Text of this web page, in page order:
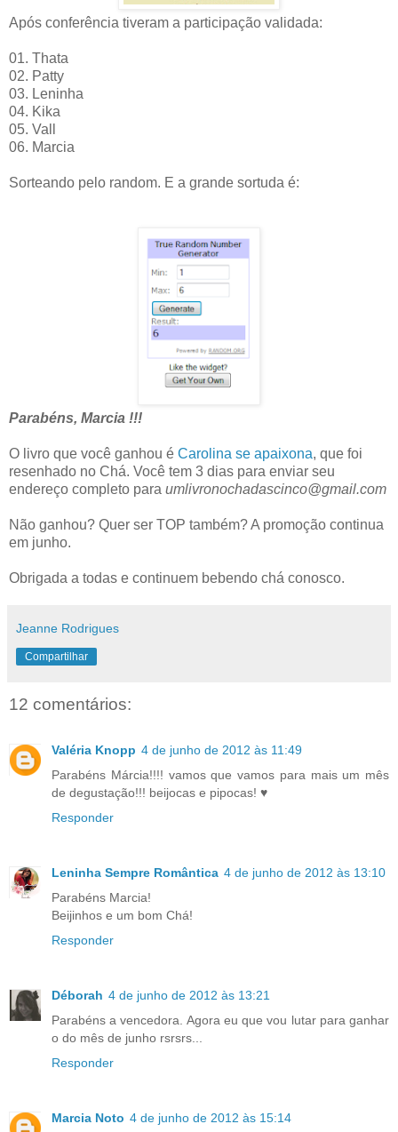
Após conferência tiveram a participação validada:
01. Thata
02. Patty
03. Leninha
04. Kika
05. Vall
06. Marcia
Sorteando pelo random. E a grande sortuda é:
Parabéns, Marcia !!!
O livro que você ganhou é Carolina se apaixona, que foi
resenhado no Chá. Você tem 3 dias para enviar seu
endereço completo para umlivronochadascinco@gmail.com
Não ganhou? Quer ser TOP também? A promoção continua
em junho.
Obrigada a todas e continuem bebendo chá conosco.
Jeanne Rodrigues
Compartilhar
12 comentários:
Valéria Knopp 4 de junho de 2012 às 11:49
Parabéns Márcia!!!! vamos que vamos para mais um mês
de degustação!!! beijocas e pipocas! ♥
Responder
Leninha Sempre Romântica 4 de junho de 2012 às 13:10
Parabéns Marcia!
Beijinhos e um bom Chá!
Responder
Déborah 4 de junho de 2012 às 13:21
Parabéns a vencedora. Agora eu que vou lutar para ganhar
o do mês de junho rsrsrs...
Responder
Marcia Noto 4 de junho de 2012 às 15:14